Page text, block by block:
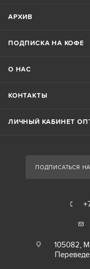
АРХИВ
ПОДПИСКА НА КОФЕ
О НАС
КОНТАКТЫ
ЛИЧНЫЙ КАБИНЕТ
ПОДПИСАТЬСЯ
105082,